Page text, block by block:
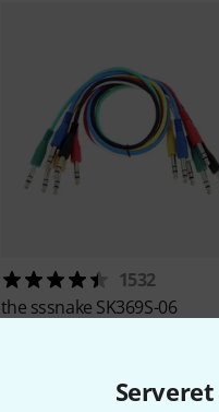
1532
the sssnake SK369S-06